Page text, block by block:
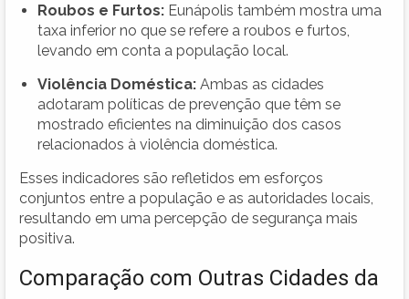
Roubos e Furtos: Eunápolis também mostra uma
taxa inferior no que se refere a roubos e furtos,
levando em conta a população local.
Violência Doméstica: Ambas as cidades
adotaram políticas de prevenção que têm se
mostrado eficientes na diminuição dos casos
relacionados à violência doméstica.
Esses indicadores são refletidos em esforços
conjuntos entre a população e as autoridades locais,
resultando em uma percepção de segurança mais
positiva.
Comparação com Outras Cidades da